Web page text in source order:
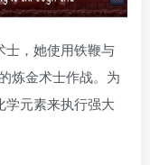
士，她使用铁鞭与
炼金术士作战。为
学元素来执行强大